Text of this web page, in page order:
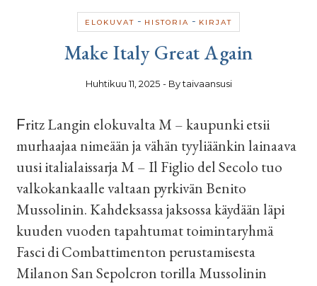
ELOKUVAT - HISTORIA - KIRJAT
Make Italy Great Again
Huhtikuu 11, 2025 - Bytaivaansusi
Fritz Langin elokuvalta M – kaupunki etsii
murhaajaa nimeään ja vähän tyyliäänkin lainaava
uusi italialaissarja M – Il Figlio del Secolo tuo
valkokankaalle valtaan pyrkivän Benito
Mussolinin. Kahdeksassa jaksossa käydään läpi
kuuden vuoden tapahtumat toimintaryhmä
Fasci di Combattimenton perustamisesta
Milanon San Sepolcron torilla Mussolinin